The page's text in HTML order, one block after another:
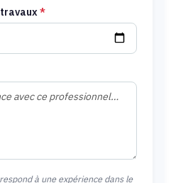
*
à une expérience dans le